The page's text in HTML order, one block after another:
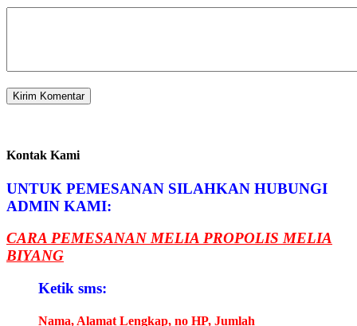
Kontak Kami
UNTUK PEMESANAN SILAHKAN HUBUNGI
ADMIN KAMI:
CARA PEMESANAN MELIA PROPOLIS MELIA
BIYANG
Ketik sms:
Nama, Alamat Lengkap, no HP, Jumlah